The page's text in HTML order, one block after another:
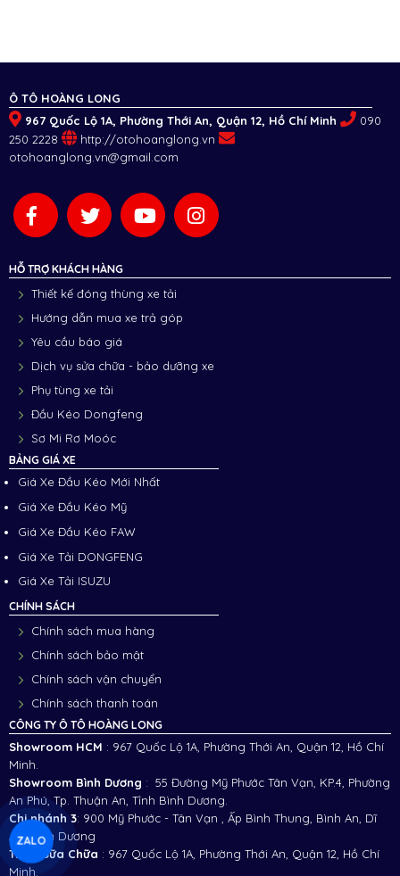
Ô TÔ HOÀNG LONG
967 Quốc Lộ 1A, Phường Thới An, Quận 12, Hồ Chí Minh
090
250 2228
http://otohoanglong.vn
otohoanglong.vn@gmail.com
HỖ TRỢ KHÁCH HÀNG
Thiết kế đóng thùng xe tải
Hướng dẫn mua xe trả góp
Yêu cầu báo giá
Dịch vụ sửa chữa - bảo dưỡng xe
Phụ tùng xe tải
Đầu Kéo Dongfeng
Sơ Mi Rơ Moóc
BẢNG GIÁ XE
Giá Xe Đầu Kéo Mới Nhất
Giá Xe Đầu Kéo Mỹ
Giá Xe Đầu Kéo FAW
Giá Xe Tải DONGFENG
Giá Xe Tải ISUZU
CHÍNH SÁCH
Chính sách mua hàng
Chính sách bảo mật
Chính sách vận chuyển
Chính sách thanh toán
CÔNG TY Ô TÔ HOÀNG LONG
Showroom HCM : 967 Quốc Lộ 1A, Phường Thới An, Quận 12, Hồ Chí
Minh.
Showroom Bình Dương : 55 Đường Mỹ Phước Tân Vạn, KP.4, Phường
An Phú, Tp. Thuận An, Tỉnh Bình Dương.
Chi nhánh 3: 900 Mỹ Phước - Tân Vạn , Ấp Bình Thung, Bình An, Dĩ
An, Bình Dương
Trạm Sữa Chữa : 967 Quốc Lộ 1A, Phường Thới An, Quận 12, Hồ Chí
Minh.
ZALO